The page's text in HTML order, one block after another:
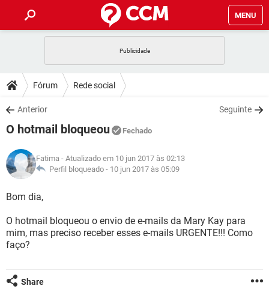
MENU
CELULAR
OUTLOOK
INSTAGRAM GMAIL
GUIA DE COMPRAS
DICAS
JOGOS
INSTAGRAM GMAIL
GUIA DE COMPRAS
DOWNLOADS
JOGOS WHATSAPP
CELULAR
OUTLOOK EXCEL
INSTAGRAM
JOGOS WHATSAPP
CELULAR
OUTLOOK
INSTAGRAM GMAIL
GUIA DE COMPRAS
GLOSSÁRIO
JOGOS
OUTLOOK EXCEL
INSTAGRAM
GUIA DE COMPRAS
Fórum Rede social
Anterior Seguinte
O hotmail bloqueou Fechado
Fatima - Atualizado em 10 jun 2017 às 02:13
Perfil bloqueado - 10 jun 2017 às 05:09
Bom dia,
O hotmail bloqueou o envio de e-mails da Mary Kay para
mim, mas preciso receber esses e-mails URGENTE!!! Como
faço?
Share